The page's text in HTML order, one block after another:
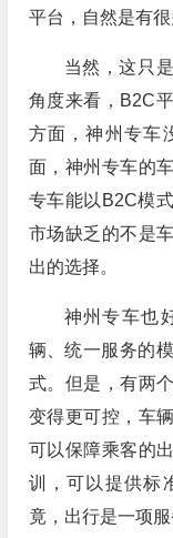
平台，自然是有很
当然，这只
角度来看，B2C
方面，神州专车
面，神州专车的
专车能以B2C模
市场缺乏的不是
出的选择。
神州专车也
辆、统一服务的
式。但是，有两
变得更可控，车
可以保障乘客的
训，可以提供标
竟，出行是一项服